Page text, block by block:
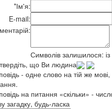
*Ім'я:
E-mail:
Символів залишилося: із
що Ви людина
- одне слово на тій же
на питання «скільки» -
загадку, будь-ласка